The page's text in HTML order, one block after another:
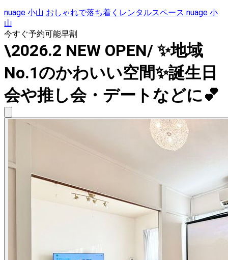
nuage 小山 おしゃれで落ち着くレンタルスペース nuage 小
山
今すぐ予約可能早割
\2026.2 NEW OPEN/ ✨地域
No.1のかわいい空間✨誕生日
会や推し会・デートなどに💕